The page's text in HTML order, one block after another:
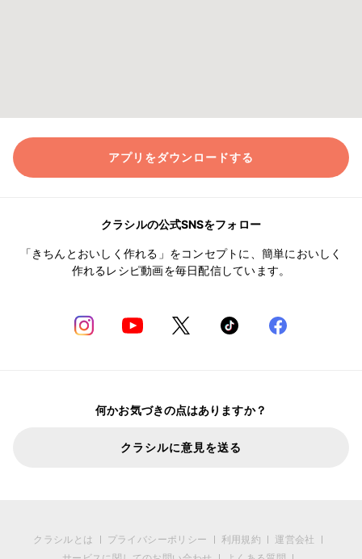
アプリをダウンロードする
クラシルの公式SNSをフォロー
「きちんとおいしく作れる」をコンセプトに、簡単においしく
作れるレシピ動画を毎日配信しています。
何かお気づきの点はありますか？
クラシルに意見を送る
クラシルとは プライバシーポリシー 利用規約
運営会社